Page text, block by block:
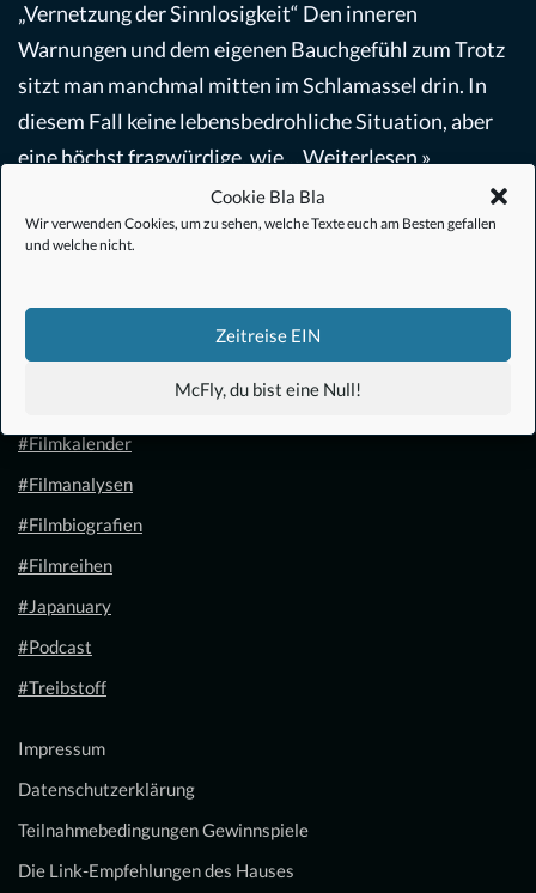
Cookie Bla Bla
Wir verwenden Cookies, um zu sehen, welche Texte euch am Besten gefallen
und welche nicht.
Zeitreise EIN
McFly, du bist eine Null!
„Vernetzung der Sinnlosigkeit“ Den inneren
Warnungen und dem eigenen Bauchgefühl zum Trotz
sitzt man manchmal mitten im Schlamassel drin. In
diesem Fall keine lebensbedrohliche Situation, aber
eine höchst fragwürdige, wie… Weiterlesen »
#Anime
#Filmkalender
#Filmanalysen
#Filmbiografien
#Filmreihen
#Japanuary
#Podcast
#Treibstoff
Impressum
Datenschutzerklärung
Teilnahmebedingungen Gewinnspiele
Die Link-Empfehlungen des Hauses